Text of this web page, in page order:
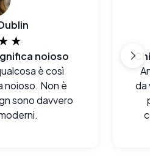
noioso
è così
noioso. Non è
sono davvero
da